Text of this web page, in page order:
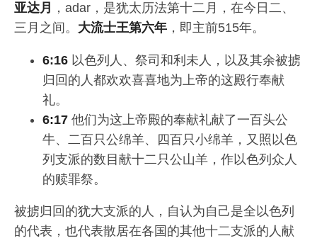
亚达月
，adar，是犹太历法第十二月，在今日二、
三月之间。 大流士王第六年 ，即主前515年。
6:16 以色列人、祭司和利未人，以及其余被掳
归回的人都欢欢喜喜地为上帝的这殿行奉献
礼。
6:17 他们为这上帝殿的奉献礼献了一百头公
牛、二百只公绵羊、四百只小绵羊，又照以色
列支派的数目献十二只公山羊，作以色列众人
的赎罪祭。
被掳归回的犹大支派的人，自认为自己是全以色列
的代表，也代表散居在各国的其他十二支派的人献